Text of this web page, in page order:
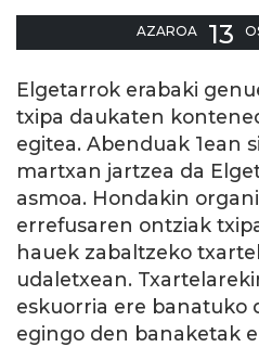
AZAROA 13
Elgetarrok erabaki
txipa daukaten
egitea. Abenduak 1ean
martxan jartzea da
asmoa. Hondakin
errefusaren ontziak
hauek zabaltzeko
udaletxean.
eskuorria ere banatuko
egingo den banaketak